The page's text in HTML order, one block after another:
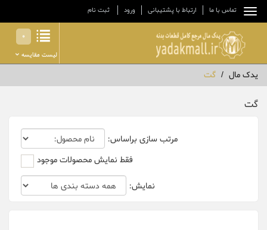
تماس با ما ارتباط با پشتیبانی ورود ثبت نام
0
لیست مقایسه
یدک مال گت
گت
مرتب سازی براساس:
فقط نمایش محصولات موجود
نمایش: